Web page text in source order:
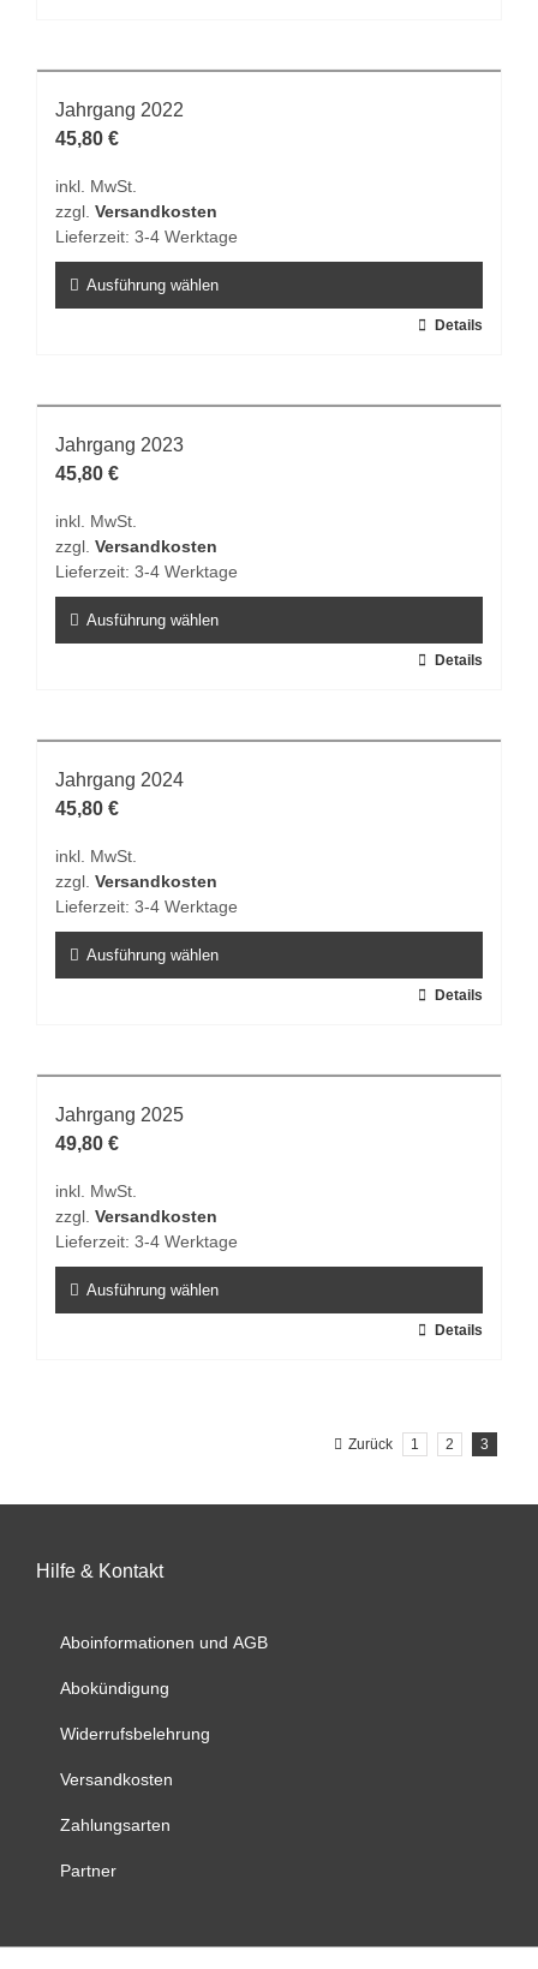
mehrere
Varianten
auf.
Optionen
können
der
Produktseite
Jahrgang 2022
45,80 €
inkl. MwSt.
zzgl. Versandkosten
Lieferzeit: 3-4 Werktage
Ausführung wählen
mehrere
Varianten
auf.
Optionen
können
der
Produktseite
Details
Jahrgang 2023
45,80 €
inkl. MwSt.
zzgl. Versandkosten
Lieferzeit: 3-4 Werktage
Ausführung wählen
mehrere
Varianten
auf.
Optionen
können
der
Produktseite
Details
Jahrgang 2024
45,80 €
inkl. MwSt.
zzgl. Versandkosten
Lieferzeit: 3-4 Werktage
Ausführung wählen
mehrere
Varianten
auf.
Optionen
können
der
Produktseite
Details
Jahrgang 2025
49,80 €
inkl. MwSt.
zzgl. Versandkosten
Lieferzeit: 3-4 Werktage
Ausführung wählen
Die
können
Produktseite
gewählt
Details
Zurück 1 2 3
Hilfe & Kontakt
Aboinformationen und AGB
Abokündigung
Widerrufsbelehrung
Versandkosten
Zahlungsarten
Partner